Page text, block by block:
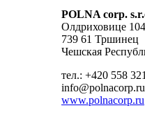
POLNA corp.
Олдриховице
739 61 Тршинец
Чешская
тел.: +420 558
info@polnacorp.ru
www.polnacorp.ru